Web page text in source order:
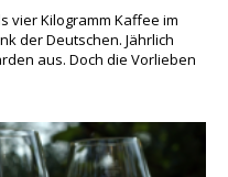
vier Kilogramm Kaffee im
der Deutschen. Jährlich
aus. Doch die Vorlieben